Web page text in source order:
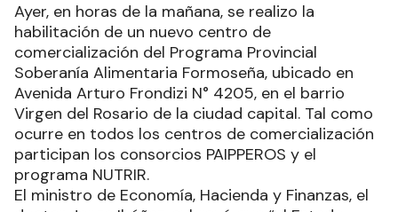
Ayer, en horas de la mañana, se realizo la
habilitación de un nuevo centro de
comercialización del Programa Provincial
Soberanía Alimentaria Formoseña, ubicado en
Avenida Arturo Frondizi N° 4205, en el barrio
Virgen del Rosario de la ciudad capital. Tal como
ocurre en todos los centros de comercialización
participan los consorcios PAIPPEROS y el
programa NUTRIR.
El ministro de Economía, Hacienda y Finanzas, el